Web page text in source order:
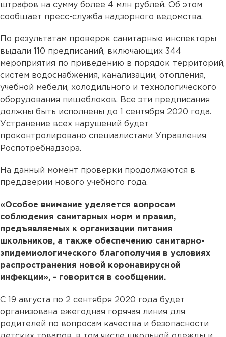
штрафов на сумму более 4 млн рублей. Об этом
сообщает пресс-служба надзорного ведомства.
По результатам проверок санитарные инспекторы
выдали 110 предписаний, включающих 344
мероприятия по приведению в порядок территорий,
систем водоснабжения, канализации, отопления,
учебной мебели, холодильного и технологического
оборудования пищеблоков. Все эти предписания
должны быть исполнены до 1 сентября 2020 года.
Устранение всех нарушений будет
проконтролировано специалистами Управления
Роспотребнадзора.
На данный момент проверки продолжаются в
преддверии нового учебного года.
«Особое внимание уделяется вопросам
соблюдения санитарных норм и правил,
предъявляемых к организации питания
школьников, а также обеспечению санитарно-
эпидемиологического благополучия в условиях
распространения новой коронавирусной
инфекции», - говорится в сообщении.
С 19 августа по 2 сентября 2020 года будет
организована ежегодная горячая линия для
родителей по вопросам качества и безопасности